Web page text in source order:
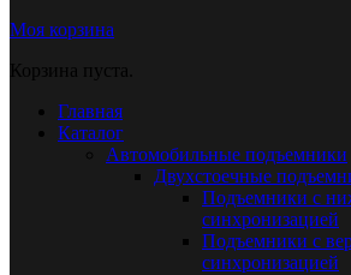
Моя корзина
Корзина пуста.
Главная
Каталог
Автомобильные подъемники
Двухстоечные
Подъемники с
синхронизацией
Подъемники с
синхронизацией